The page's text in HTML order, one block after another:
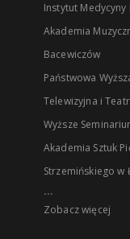
Instytut
Akademia
Bacewiczów
Państwowa
Telewizyjna i
Wyższe
Akademia Sztuk
Strzemińskiego w
...
Zobacz więcej